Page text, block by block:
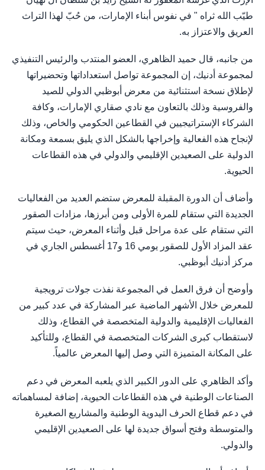
طيّب الله ثراه " في نفوس أبناء الإمارات، من حُبّ لهذا التراث
العريق والاعتزاز به.
من جانبه، قال حميد الظاهري، العضو المنتدب والرئيس التنفيذي
لمجموعة أدنيك، إن المجموعة تواصل استعداداتها وتحضيراتها
لإطلاق نسخة استثنائية من معرض أبوظبي الدولي للصيد
والفروسية وذلك بالتعاون مع نادي صقاري الإمارات، وكافة
الشركاء الإستراتيجيين في القطاعين الحكومي والخاص، وذلك
لإنجاح هذه الفعالية وإخراجها بالشكل الذي يليق بسمعة ومكانة
الدولية على الصعيدين الإقليمي والدولي في هذه القطاعات
الحيوية.
وأضاف أن الدورة المقبلة للمعرض ستضم العديد من الفعاليات
الجديدة التي ستقام للمرة الأولى ومن أبرزها، مزادات الصقور
التي ستقام على عدة مراحل قبل وأثناء المعرض، حيث سيتم
عقد المزاد الأول للصقور يومي 16 و17 أغسطس الجاري في
مركز أدنيك أبوظبي.
وأوضح أن فرق العمل في المجموعة نفذت جولات ترويجية
للمعرض خلال الأشهر الماضية عبر المشاركة في عدد كبير من
الفعاليات الإقليمية والدولية المتخصصة في القطاع، وذلك
لاستقطاب كبرى الشركات المتخصصة في القطاع، وللتأكيد
على المكانة المتميزة التي وصل إليها المعرض عالمياً.
وأكد الظاهري على الدور الكبير الذي يلعبه المعرض في دعم
الصناعات الوطنية في هذه القطاعات الحيوية، إضافة لمساهماته
في دعم قطاع الحرف اليدوية الوطنية والمشاريع الصغيرة
والمتوسطة وفتح أسواق جديدة لها على الصعيدين الإقليمي
والدولي.